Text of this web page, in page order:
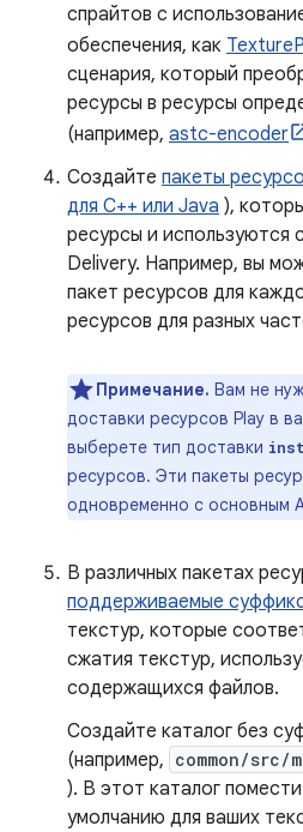
спрайтов с
обеспечения, как
сценария, который
ресурсы в ресурсы
(например, astc-encoder
Создайте пакеты
для C++ или Java ),
ресурсы и используются
Delivery. Например, вы
пакет ресурсов для
ресурсов для разных
Примечание. Вам не
доставки ресурсов Play в
выберете тип доставки
ресурсов. Эти пакеты
одновременно с основным
В различных пакетах
поддерживаемые
текстур, которые
сжатия текстур,
содержащихся файлов.
Создайте каталог без
(например, common/
). В этот каталог
умолчанию для ваших